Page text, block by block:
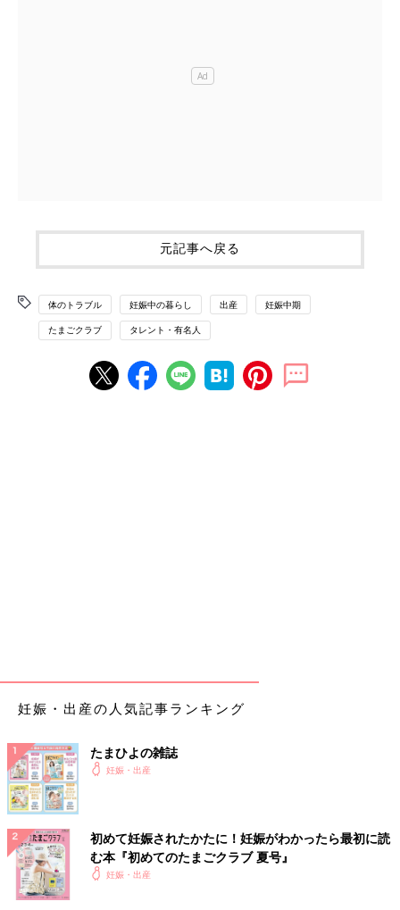
元記事へ戻る
体のトラブル 妊娠中の暮らし 出産 妊娠中期
たまごクラブ タレント・有名人
妊娠・出産の人気記事ランキング
たまひよの雑誌
妊娠・出産
初めて妊娠されたかたに！妊娠がわかったら最初に読
む本『初めてのたまごクラブ 夏号』
妊娠・出産